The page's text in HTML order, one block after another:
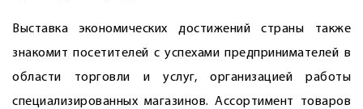
Выставка экономических достижений страны также
знакомит посетителей с успехами предпринимателей в
области торговли и услуг, организацией работы
специализированных магазинов. Ассортимент товаров